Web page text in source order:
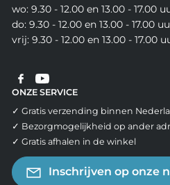
wo: 9.30 - 12.00 en 13.00 - 17.00
do: 9.30 - 12.00 en 13.00 - 17.00
vrij: 9.30 - 12.00 en 13.00 - 17.00
ONZE SERVICE
✓ Gratis verzending binnen
✓ Bezorgmogelijkheid op ander
✓ Gratis afhalen in de winkel
Inschrijven op onze